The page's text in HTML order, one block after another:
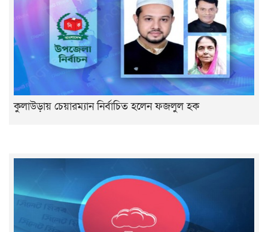
কুলাউড়ায় চেয়ারম্যান নির্বাচিত হলেন ফজলুল হক